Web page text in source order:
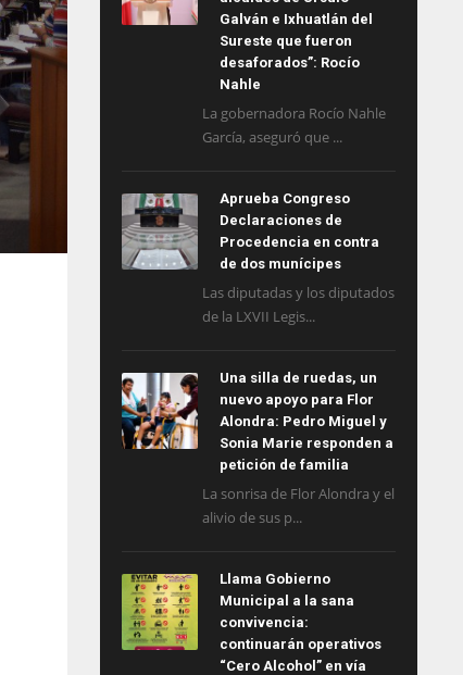
Galván e Ixhuatlán del
Sureste que fueron
desaforados”: Rocío
Nahle
La gobernadora Rocío Nahle
García, aseguró que ...
Aprueba Congreso
Declaraciones de
Procedencia en contra
de dos munícipes
Las diputadas y los diputados
de la LXVII Legis...
Una silla de ruedas, un
nuevo apoyo para Flor
Alondra: Pedro Miguel y
Sonia Marie responden a
petición de familia
La sonrisa de Flor Alondra y el
alivio de sus p...
Llama Gobierno
Municipal a la sana
convivencia:
continuarán operativos
“Cero Alcohol” en vía